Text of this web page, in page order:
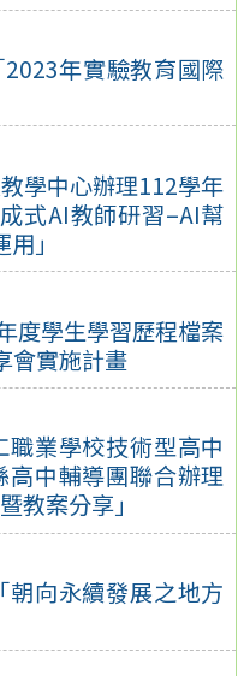
年實驗教育國際
學中心辦理112學年
式AI教師研習–AI幫
」
度學生學習歷程檔案
會實施計畫
業學校技術型高中
中輔導團聯合辦理
教案分享」
向永續發展之地方